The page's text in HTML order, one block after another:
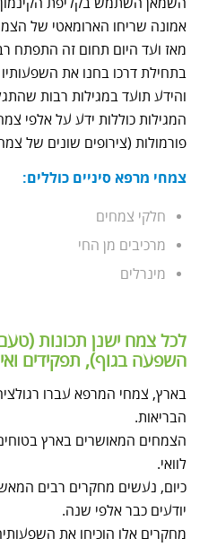
אמונה שריחו הארומאטי של
מאז ועד היום תחום זה התפתח
בתחילת דרכו בחנו את השפעותיו
והידע תועד במגילות רבות
המגילות כוללות ידע על אלפי
פורמולות (צירופים שונים של
צמחי מרפא סיניים כוללים:
חלקי צמחים
מרכיבים מן החי
מינרלים
לכל צמח ישנן תכונות
השפעה בגוף), תפקידים
בארץ, צמחי המרפא עברו
הבריאות.
הצמחים המאושרים בארץ
לוואי.
כיום, נעשים מחקרים רבים
יודעים כבר אלפי שנה.
מחקרים אלו הוכיחו את